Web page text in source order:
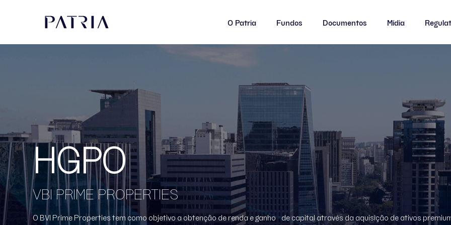
O Patria Fundos
CENU11
HGLG11 HGPO11
HGRE11 HGRU11
LVBI11 PATC11
PATL11 PLAG11
Documentos
CBOP11
HGLG11
HGRE11
LVBI11
PATL11
Mídia
HGPO
VBI PRIME PROPERTIES
O BVI Prime Properties tem como objetivo a obtenção de renda e ganho de capital através da aquisição de ativos